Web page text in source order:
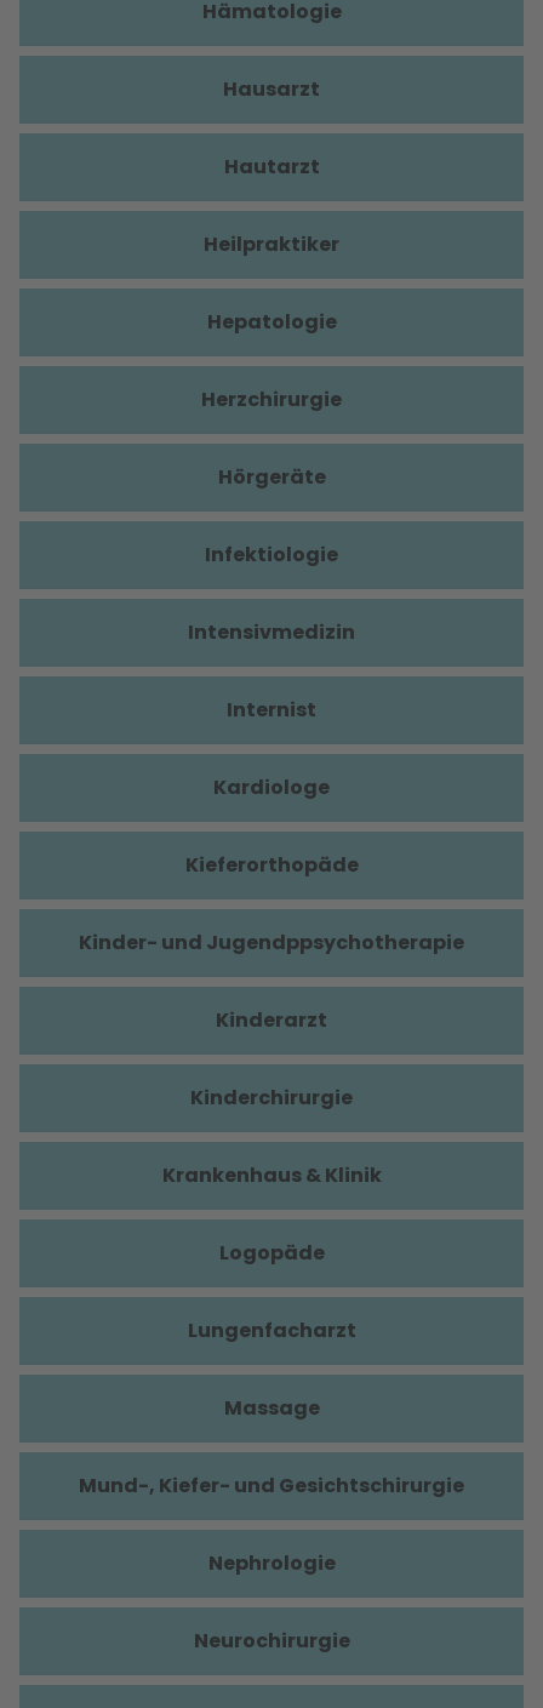
Hämatologie
Hausarzt
Hautarzt
Heilpraktiker
Hepatologie
Herzchirurgie
Hörgeräte
Infektiologie
Intensivmedizin
Internist
Kardiologe
Kieferorthopäde
Kinder- und Jugendppsychotherapie
Kinderarzt
Kinderchirurgie
Krankenhaus & Klinik
Logopäde
Lungenfacharzt
Massage
Mund-, Kiefer- und Gesichtschirurgie
Nephrologie
Neurochirurgie